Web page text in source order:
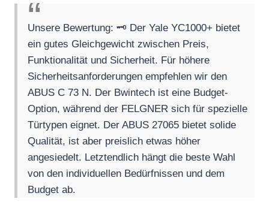
Unsere Bewertung: 🗝️ Der Yale YC1000+ bietet
ein gutes Gleichgewicht zwischen Preis,
Funktionalität und Sicherheit. Für höhere
Sicherheitsanforderungen empfehlen wir den
ABUS C 73 N. Der Bwintech ist eine Budget-
Option, während der FELGNER sich für spezielle
Türtypen eignet. Der ABUS 27065 bietet solide
Qualität, ist aber preislich etwas höher
angesiedelt. Letztendlich hängt die beste Wahl
von den individuellen Bedürfnissen und dem
Budget ab.